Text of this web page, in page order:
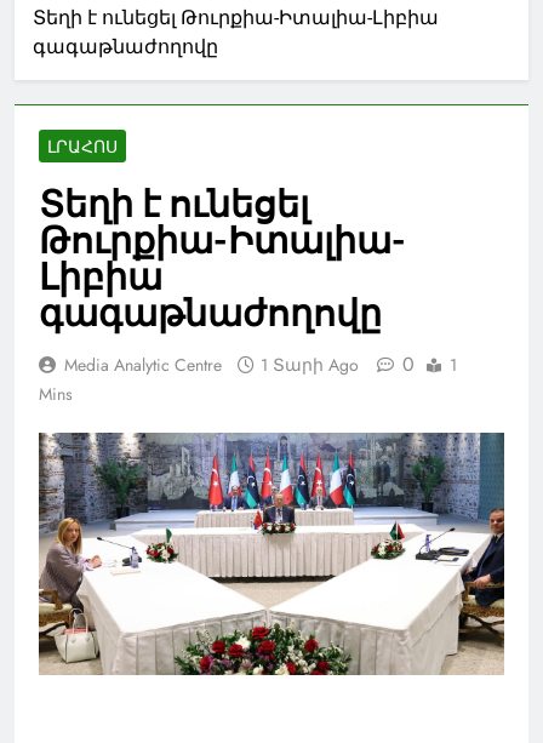
Տեղի է ունեցել Թուրքիա-Իտալիա-Լիբիա
գագաթնաժողովը
ԼՐԱՀՈՍ
Տեղի է ունեցել
Թուրքիա-Իտալիա-
Լիբիա
գագաթնաժողովը
Media Analytic Centre 1 Տարի Ago 0
1
Mins